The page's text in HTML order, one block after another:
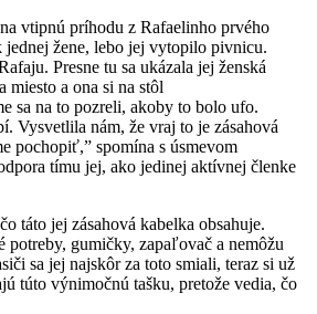
vtipnú príhodu z Rafaelinho prvého
žene, lebo jej vytopilo pivnicu.
Presne tu sa ukázala jej ženská
miesto a ona si na stôl
sa na to pozreli, akoby to bolo ufo.
Vysvetlila nám, že vraj to je zásahová
pochopiť,” spomína s úsmevom
tímu jej, ako jedinej aktívnej členke
táto jej zásahová kabelka obsahuje.
potreby, gumičky, zapaľovač a nemôžu
sa jej najskôr za toto smiali, teraz si už
túto výnimočnú tašku, pretože vedia, čo